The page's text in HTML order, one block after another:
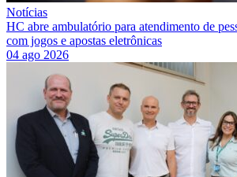
Notícias
HC abre ambulatório para atendimento de
com jogos e apostas eletrônicas
04 ago 2026